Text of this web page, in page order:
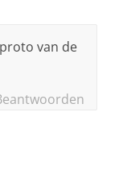
van de